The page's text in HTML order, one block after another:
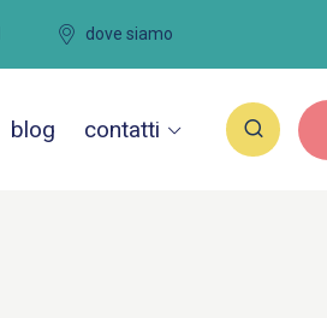
dove siamo
blog contatti